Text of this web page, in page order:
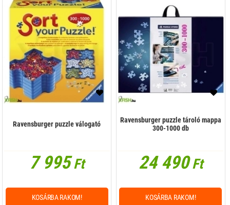
Ravensburger puzzle válogató
7 995Ft
KOSÁRBA RAKOM!
Ravensburger puzzle tároló mappa
300-1000 db
24 490Ft
KOSÁRBA RAKOM!